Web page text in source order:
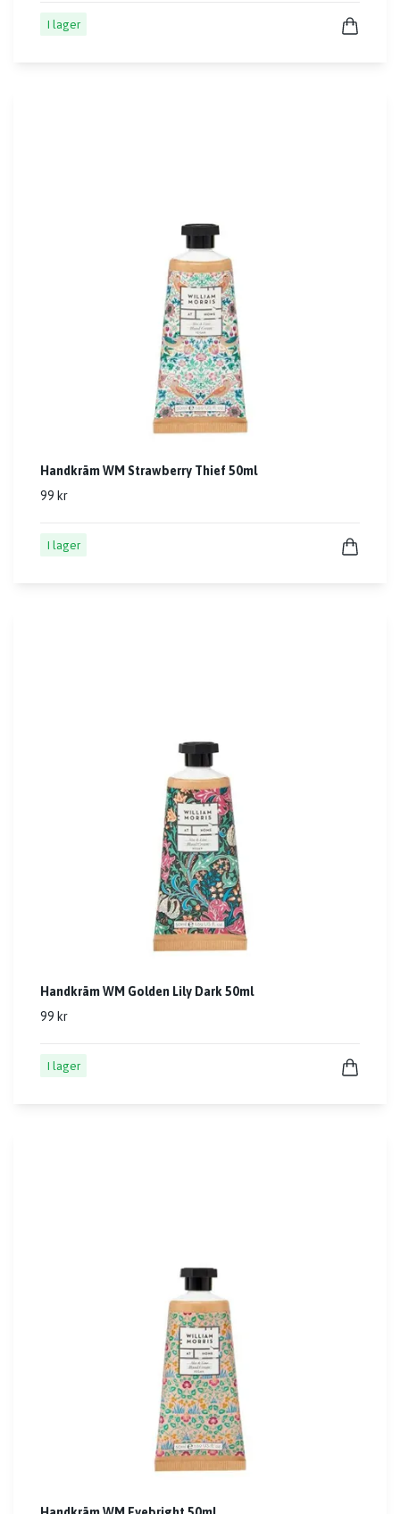
I lager
Handkräm WM Strawberry Thief 50ml
99 kr
I lager
Handkräm WM Golden Lily Dark 50ml
99 kr
I lager